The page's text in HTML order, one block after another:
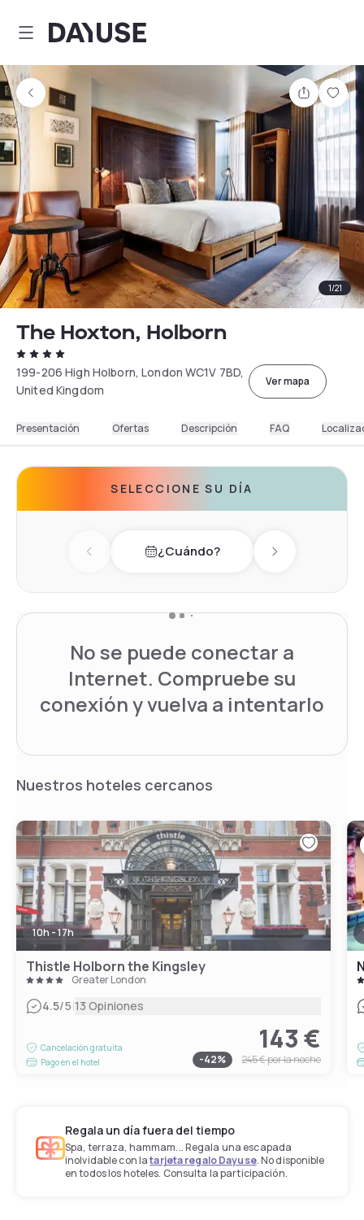
Dayuse
1/21
The Hoxton, Holborn
199-206 High Holborn, London WC1V 7BD,
United Kingdom
Ver mapa
Presentación Ofertas Descripción FAQ
SELECCIONE SU DÍA
Previous day¿Cuándo? Next day
No se puede conectar a
Internet. Compruebe su
conexión y vuelva a intentarlo
Nuestros hoteles cercanos
10h - 17h
Thistle Holborn the Kingsley
Greater London
4.5/5|13 Opiniones
Cancelación gratuita
Pago en el hotel
143 €
-42% 245 €por la noche
Regala un día fuera del tiempo
Spa, terraza, hammam... Regala una escapada
inolvidable con latarjeta regalo Dayuse. No disponible
en todos los hoteles. Consulta la participación.